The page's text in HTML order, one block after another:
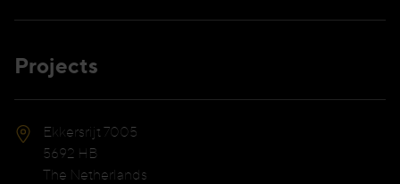
Projects
Ekkersrijt 7005
5692 HB
The Netherlands